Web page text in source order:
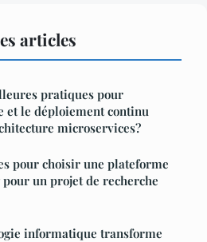
articles
pratiques pour
et le déploiement continu
microservices?
pour choisir une plateforme
un projet de recherche
informatique transforme